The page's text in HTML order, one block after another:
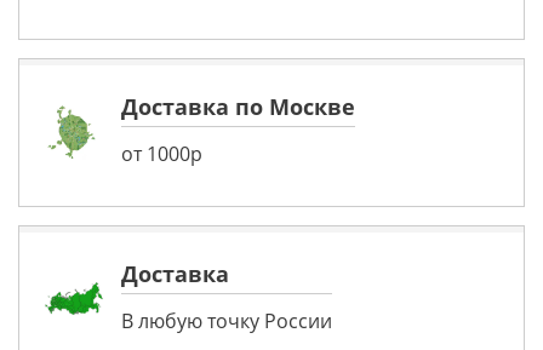
Доставка по Москве
от 1000р
Доставка
В любую точку России